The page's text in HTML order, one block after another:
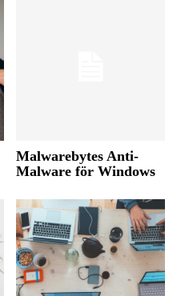
Malwarebytes Anti-
Malware för Windows